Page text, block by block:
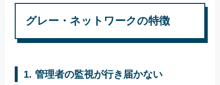
グレー・ネットワークの特徴
1. 管理者の監視が行き届かない